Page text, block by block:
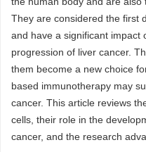
They are considered the first
and have a significant impact
progression of liver cancer.
them become a new choice
based immunotherapy may
cancer. This article reviews
cells, their role in the
cancer, and the research